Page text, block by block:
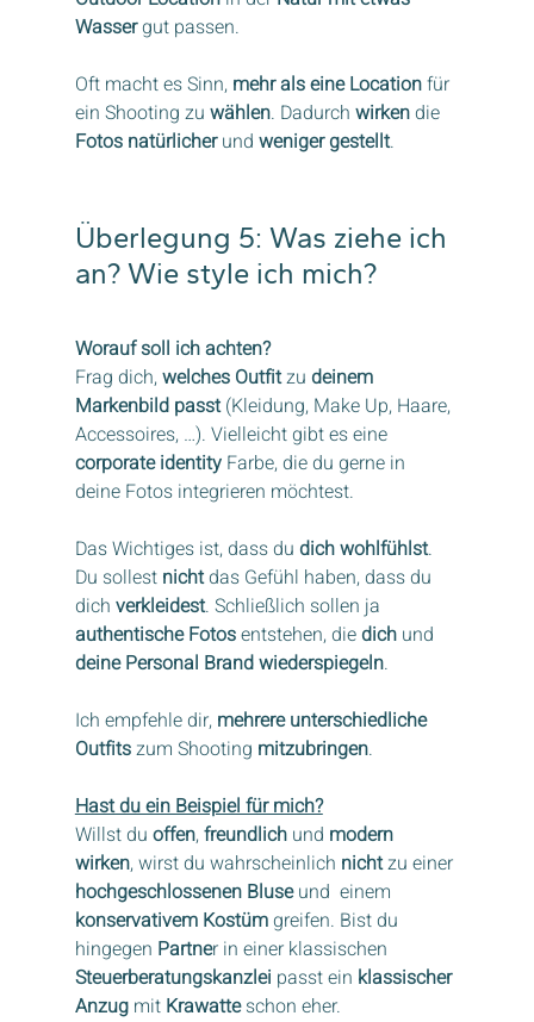
Wasser gut passen.
Oft macht es Sinn, mehr als eine Location für
ein Shooting zu wählen. Dadurch wirken die
Fotos natürlicher und weniger gestellt.
Überlegung 5: Was ziehe ich
an? Wie style ich mich?
Worauf soll ich achten?
Frag dich, welches Outfit zu deinem
Markenbild passt (Kleidung, Make Up, Haare,
Accessoires, …). Vielleicht gibt es eine
corporate identity Farbe, die du gerne in
deine Fotos integrieren möchtest.
Das Wichtiges ist, dass du dich wohlfühlst.
Du sollest nicht das Gefühl haben, dass du
dich verkleidest. Schließlich sollen ja
authentische Fotos entstehen, die dich und
deine Personal Brand wiederspiegeln.
Ich empfehle dir, mehrere unterschiedliche
Outfits zum Shooting mitzubringen.
Hast du ein Beispiel für mich?
Willst du offen, freundlich und modern
wirken, wirst du wahrscheinlich nicht zu einer
hochgeschlossenen Bluse und  einem
konservativem Kostüm greifen. Bist du
hingegen Partner in einer klassischen
Steuerberatungskanzlei passt ein klassischer
Anzug mit Krawatte schon eher.